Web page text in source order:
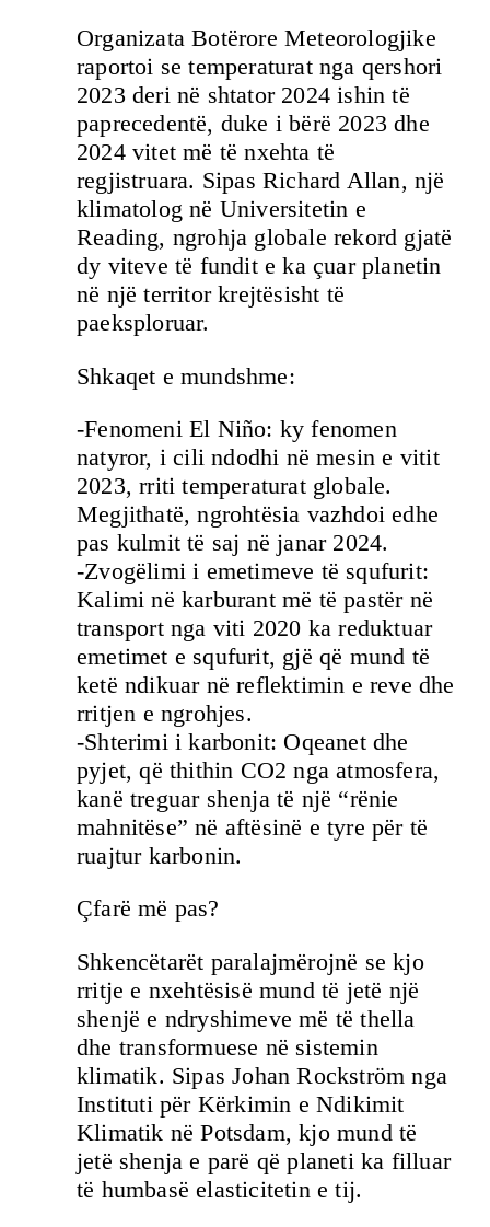
Organizata Botërore Meteorologjike
raportoi se temperaturat nga qershori
2023 deri në shtator 2024 ishin të
paprecedentë, duke i bërë 2023 dhe
2024 vitet më të nxehta të
regjistruara. Sipas Richard Allan, një
klimatolog në Universitetin e
Reading, ngrohja globale rekord gjatë
dy viteve të fundit e ka çuar planetin
në një territor krejtësisht të
paeksploruar.
Shkaqet e mundshme:
-Fenomeni El Niño: ky fenomen
natyror, i cili ndodhi në mesin e vitit
2023, rriti temperaturat globale.
Megjithatë, ngrohtësia vazhdoi edhe
pas kulmit të saj në janar 2024.
-Zvogëlimi i emetimeve të squfurit:
Kalimi në karburant më të pastër në
transport nga viti 2020 ka reduktuar
emetimet e squfurit, gjë që mund të
ketë ndikuar në reflektimin e reve dhe
rritjen e ngrohjes.
-Shterimi i karbonit: Oqeanet dhe
pyjet, që thithin CO2 nga atmosfera,
kanë treguar shenja të një “rënie
mahnitëse” në aftësinë e tyre për të
ruajtur karbonin.
Çfarë më pas?
Shkencëtarët paralajmërojnë se kjo
rritje e nxehtësisë mund të jetë një
shenjë e ndryshimeve më të thella
dhe transformuese në sistemin
klimatik. Sipas Johan Rockström nga
Instituti për Kërkimin e Ndikimit
Klimatik në Potsdam, kjo mund të
jetë shenja e parë që planeti ka filluar
të humbasë elasticitetin e tij.